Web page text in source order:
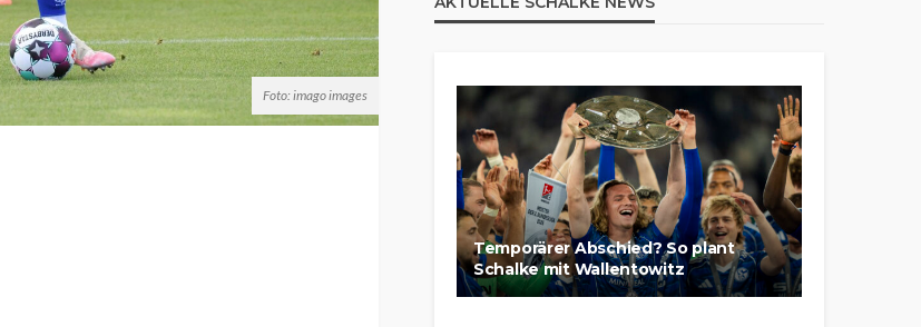
Foto: imago images
Temporärer Abschied? So plant
Schalke mit Wallentowitz